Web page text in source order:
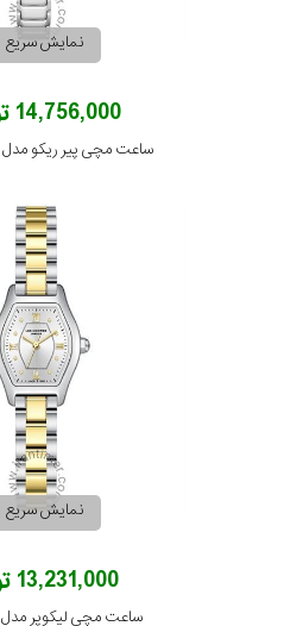
نمایش سریع
14,756,000 تومان
ساعت مچی پیر ریکو مدل P22029.5145Q
نمایش سریع
13,231,000 تومان
ساعت مچی لیکوپر مدل LC08391.230